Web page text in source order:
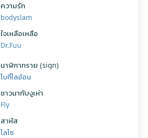
ความรัก
bodyslam
ใจเหลือเหลือ
Dr.Fuu
นาฬิกาทราย (sign)
โบกี้ไลอ้อน
ชาวนากับงูเห่า
Fly
สาหัส
โลโซ